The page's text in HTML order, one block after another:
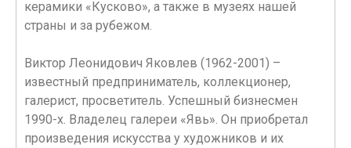
керамики «Кусково», а также в музеях нашей
страны и за рубежом.
Виктор Леонидович Яковлев (1962-2001) –
известный предприниматель, коллекционер,
галерист, просветитель. Успешный бизнесмен
1990-х. Владелец галереи «Явь». Он приобретал
произведения искусства у художников и их